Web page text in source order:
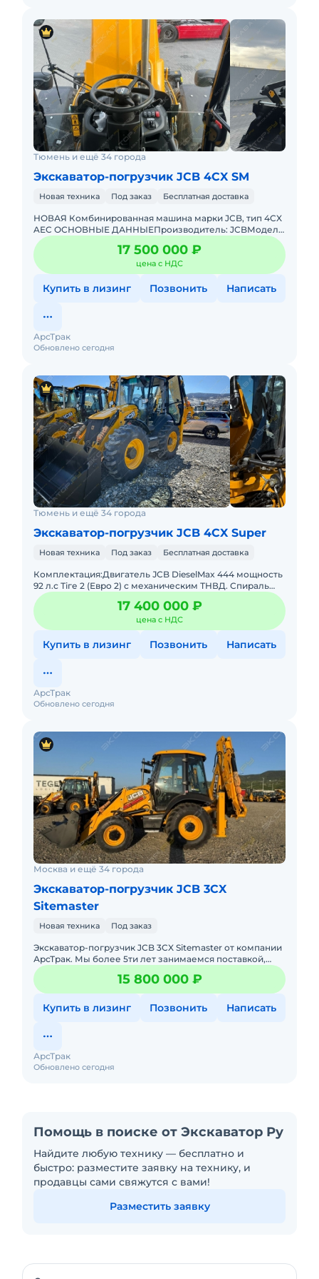
спинками и 3х точечными ремнями
безопасностями;
Цена с НДС. Возможна продажа в лизинг.
Тюмень и ещё 34 города
Экскаватор-погрузчик JCB 4CX SM
Новая техника Под заказ Бесплатная доставка
НОВАЯ Комбинированная машина марки JCB, тип 4CX
AEC ОСНОВНЫЕ ДАННЫЕПроизводитель: JCBМодель:
4CX 14H3WAТип двигателя: ТурбодизельМощность
двигателя: 74,2 кВтОб17 500 000 ₽
цена с НДС
Купить в лизинг Позвонить Написать
Обновлено сегодня
АрсТрак
Тюмень и ещё 34 города
Экскаватор-погрузчик JCB 4CX Super
Новая техника Под заказ Бесплатная доставка
Комплектация:Двигатель ЈСB DieselMax 444 мощность
92 л.с Тіге 2 (Евро 2) с механическим ТНВД. Спираль
подогреваКПП ЈСВ Syncro Shuttle
полуавтоматическаяМосты ЈС
17 400 000 ₽
цена с НДС
Купить в лизинг Позвонить Написать
Обновлено сегодня
АрсТрак
Москва и ещё 34 города
Экскаватор-погрузчик JCB 3CX
Sitemaster
Новая техника Под заказ
Экcкавaтор-погрузчик JCB 3CX Sitemaster от компании
АрсТрак. Мы более 5ти лет занимаемся поставкой,
продажей спецтехники по параллельному
импорту.Прямыепоставки15 800 000 ₽
Купить в лизинг Позвонить Написать
Обновлено сегодня
АрсТрак
Помощь в поиске от Экскаватор Ру
Найдите любую технику — бесплатно и
быстро: разместите заявку на технику, и
продавцы сами свяжутся с вами!
Разместить заявку